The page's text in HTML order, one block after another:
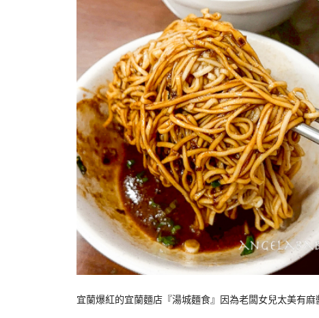
宜蘭爆紅的宜蘭麵店『湯城麵食』因為老闆女兒太美有